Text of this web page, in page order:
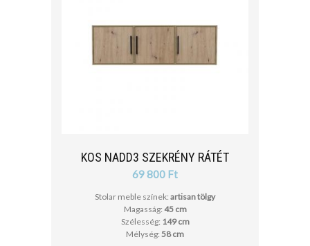
KOS NADD3 SZEKRÉNY RÁTÉT
69 800 Ft
Stolar meble színek: artisan tölgy
Magasság: 45 cm
Szélesség: 149 cm
Mélység: 58 cm